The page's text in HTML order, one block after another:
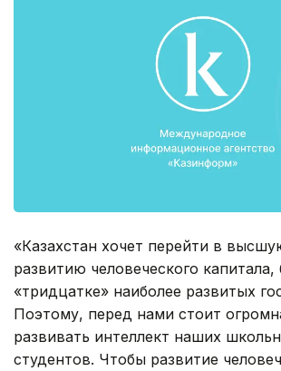
«Казахстан хочет перейти в
развитию человеческого капитала,
«тридцатке» наиболее развитых
Поэтому, перед нами стоит
развивать интеллект наших
студентов. Чтобы развитие